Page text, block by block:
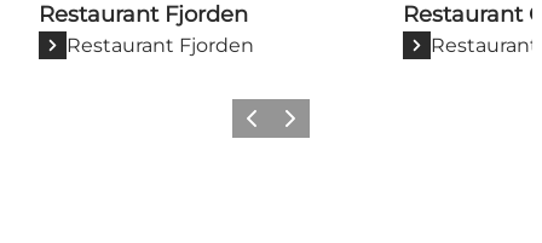
Restaurant Fjorden
Restaurant Fjorden
Restaurant
ZurückWeiter